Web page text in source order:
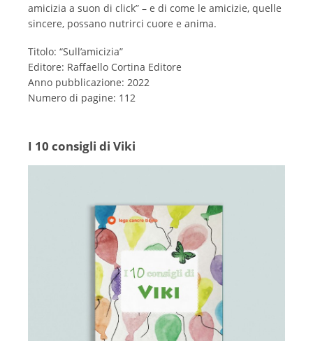
amicizia a suon di click” – e di come le amicizie, quelle
sincere, possano nutrirci cuore e anima.
Titolo: “Sull’amicizia”
Editore: Raffaello Cortina Editore
Anno pubblicazione: 2022
Numero di pagine: 112
I 10 consigli di Viki